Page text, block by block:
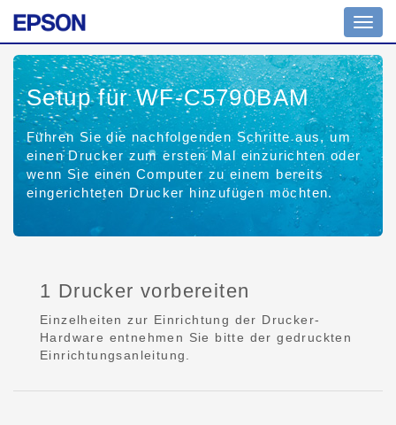
Setup für WF-C5790BAM
Führen Sie die nachfolgenden Schritte aus, um
einen Drucker zum ersten Mal einzurichten oder
wenn Sie einen Computer zu einem bereits
eingerichteten Drucker hinzufügen möchten.
1 Drucker vorbereiten
Einzelheiten zur Einrichtung der Drucker-
Hardware entnehmen Sie bitte der gedruckten
Einrichtungsanleitung.